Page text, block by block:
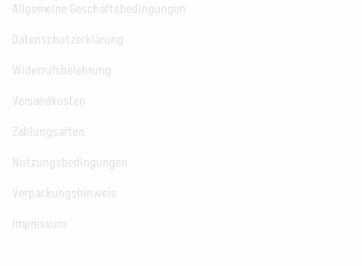
Allgemeine Geschäftsbedingungen
Datenschutzerklärung
Widerrufsbelehrung
Versandkosten
Zahlungsarten
Nutzungsbedingungen
Verpackungshinweis
Impressum